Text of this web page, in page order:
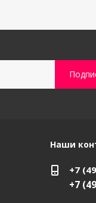
Наши
+7
+7